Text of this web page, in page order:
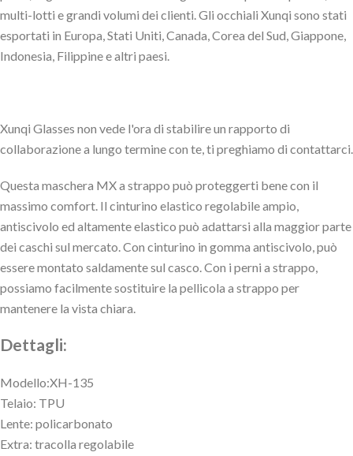
multi-lotti e grandi volumi dei clienti. Gli occhiali Xunqi sono stati
esportati in Europa, Stati Uniti, Canada, Corea del Sud, Giappone,
Indonesia, Filippine e altri paesi.
Xunqi Glasses non vede l'ora di stabilire un rapporto di
collaborazione a lungo termine con te, ti preghiamo di contattarci.
Questa maschera MX a strappo può proteggerti bene con il
massimo comfort. Il cinturino elastico regolabile ampio,
antiscivolo ed altamente elastico può adattarsi alla maggior parte
dei caschi sul mercato. Con cinturino in gomma antiscivolo, può
essere montato saldamente sul casco. Con i perni a strappo,
possiamo facilmente sostituire la pellicola a strappo per
mantenere la vista chiara.
Dettagli:
Modello:XH-135
Telaio: TPU
Lente: policarbonato
Extra: tracolla regolabile